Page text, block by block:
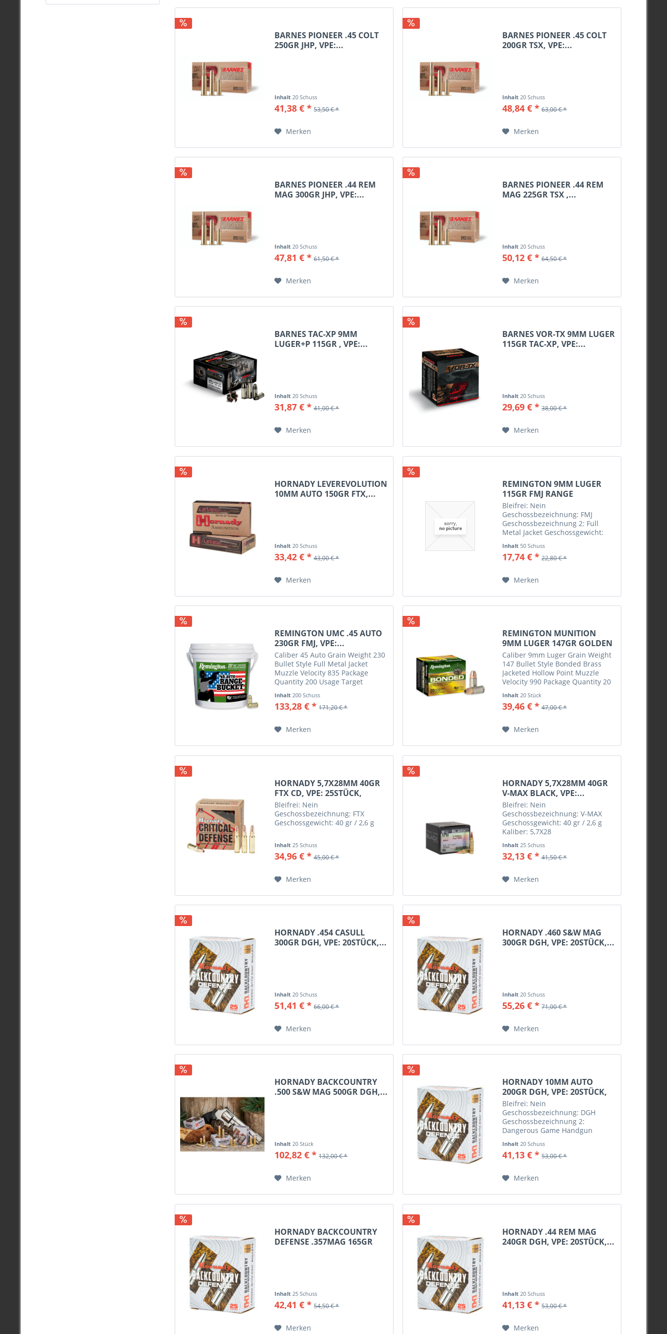
.45 Colt
.45 GAP
.45 Long Colt
7mm PRC
9mm Luger
9x18 Makarov
Hydra- Shok
Syntech Jacket FN
TAC-XP
XPB
XTP
XTP/MAG
99grs
100grs
120grs
124grs
125grs
137grs
138grs
150grs
155grs
160grs
165grs
170grs
180grs
185grs
210grs
220grs
225grs
260grs
270grs
275grs
280grs
325grs
BARNES PIONEER .45 COLT
250GR JHP, VPE:...
Inhalt 20 Schuss
41,38 € * 53,50 € *
Merken
BARNES PIONEER .45 COLT
200GR TSX, VPE:...
Inhalt 20 Schuss
48,84 € * 63,00 € *
Merken
BARNES PIONEER .44 REM
MAG 300GR JHP, VPE:...
Inhalt20 Schuss
47,81 € * 61,50 € *
Merken
BARNES PIONEER .44 REM
MAG 225GR TSX ,...
Inhalt20 Schuss
50,12 € * 64,50 € *
Merken
BARNES TAC-XP 9MM
LUGER+P 115GR , VPE:...
Inhalt20 Schuss
31,87 € * 41,00 € *
Merken
BARNES VOR-TX 9MM LUGER
115GR TAC-XP, VPE:...
Inhalt20 Schuss
29,69 € * 38,00 € *
Merken
HORNADY LEVEREVOLUTION
10MM AUTO 150GR FTX,...
Inhalt 20 Schuss
33,42 € * 43,00 € *
Merken
REMINGTON 9MM LUGER
115GR FMJ RANGE
HANDGUN...
Bleifrei: Nein
Geschossbezeichnung: FMJ
Geschossbezeichnung 2: Full
Metal Jacket Geschossgewicht:
Munitionslinie: Remington Range
Inhalt 50 Schuss
17,74 € * 22,80 € *
Merken
REMINGTON UMC .45 AUTO
230GR FMJ, VPE:...
Caliber 45 Auto Grain Weight 230
Bullet Style Full Metal Jacket
Muzzle Velocity 835 Package
Quantity 200 Usage Target
Inhalt200 Schuss
133,28 € * 171,20 € *
Merken
REMINGTON MUNITION
9MM LUGER 147GR GOLDEN
SABER...
Caliber 9mm Luger Grain Weight
147 Bullet Style Bonded Brass
Jacketed Hollow Point Muzzle
Velocity 990 Package Quantity 20
Inhalt20 Stück
39,46 € * 47,00 € *
Merken
HORNADY 5,7X28MM 40GR
FTX CD, VPE: 25STÜCK,
#90000
Bleifrei: Nein
Geschossbezeichnung: FTX
Geschossgewicht: 40 gr / 2,6 g
Inhalt 25 Schuss
34,96 € * 45,00 € *
Merken
HORNADY 5,7X28MM 40GR
V-MAX BLACK, VPE:...
Bleifrei: Nein
Geschossbezeichnung: V-MAX
Geschossgewicht: 40 gr / 2,6 g
Kaliber: 5,7X28
Inhalt 25 Schuss
32,13 € * 41,50 € *
Merken
HORNADY .454 CASULL
300GR DGH, VPE: 20STÜCK,...
Inhalt 20 Schuss
51,41 € * 66,00 € *
Merken
HORNADY .460 S&W MAG
300GR DGH, VPE: 20STÜCK,...
Inhalt 20 Schuss
55,26 € * 71,00 € *
Merken
HORNADY BACKCOUNTRY
.500 S&W MAG 500GR DGH,...
Inhalt20 Stück
102,82 € * 132,00 € *
Merken
HORNADY 10MM AUTO
200GR DGH, VPE: 20STÜCK,
#91268
Bleifrei: Nein
Geschossbezeichnung: DGH
Geschossbezeichnung 2:
Dangerous Game Handgun
Kaliber: 10MM AUTO
Inhalt20 Schuss
41,13 € * 53,00 € *
Merken
HORNADY BACKCOUNTRY
DEFENSE .357MAG 165GR
Inhalt 25 Schuss
42,41 € * 54,50 € *
Merken
HORNADY .44 REM MAG
240GR DGH, VPE: 20STÜCK,...
Inhalt 20 Schuss
41,13 € * 53,00 € *
Merken